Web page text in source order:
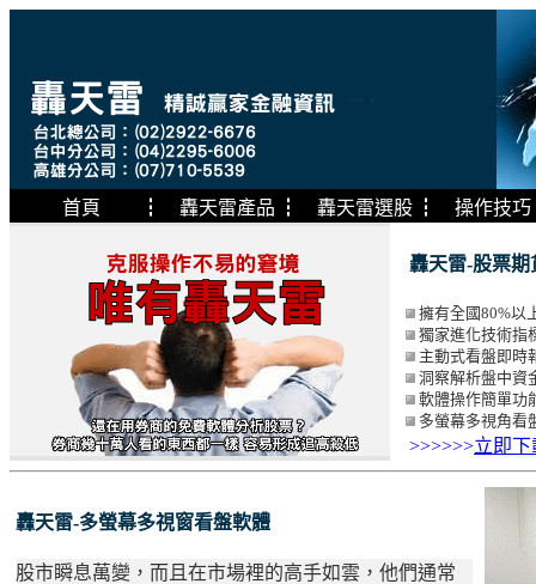
首頁 ┇ 轟天雷產品 ┇ 轟天雷選股 ┇ 操作技巧
轟天雷-股票期
擁有全國80%以
獨家進化技術指
主動式看盤即時
洞察解析盤中資
軟體操作簡單功
多螢幕多視角看
>>>>>>立即
轟天雷-多螢幕多視窗看盤軟體
股市瞬息萬變，而且在市場裡的高手如雲，他們通常